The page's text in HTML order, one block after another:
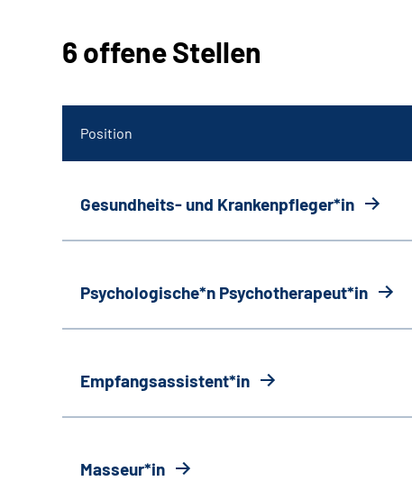
6 offene Stellen
Position
Gesundheits- und Krankenpfleger*in
Psychologische*n Psychotherapeut*in
Empfangsassistent*in
Masseur*in